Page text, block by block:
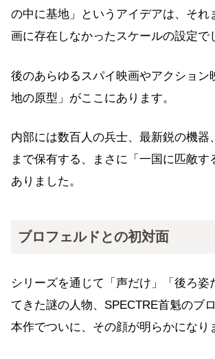
の中に基地」というアイデアは、それ
画に存在しなかったスケールの設定で
後のあらゆるスパイ映画やアクション
地の原型」がここにあります。
内部には数百人の兵士、最新鋭の機器
まで保有する、まさに「一国に匹敵す
ありました。
ブロフェルドとの初対面
シリーズを通じて「声だけ」「後ろ姿
てきた謎の人物、SPECTRE首魁の
本作でついに、その顔が明らかになり